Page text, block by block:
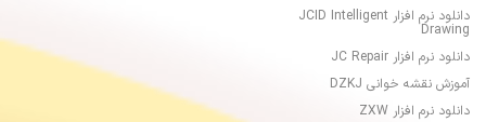
دانلود نرم افزار JCID Intelligent
Drawing
دانلود نرم افزار JC Repair
آموزش نقشه خوانی DZKJ
دانلود نرم افزار ZXW